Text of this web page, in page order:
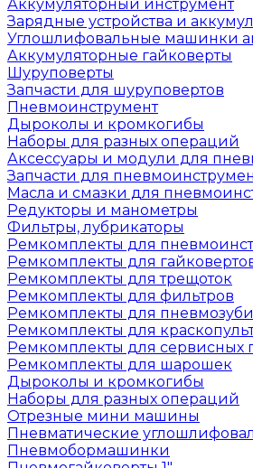
Аккумуляторный инструмент
Зарядные устройства и
Углошлифовальные машинки
Аккумуляторные гайковерты
Шуруповерты
Запчасти для шуруповертов
Пневмоинструмент
Дыроколы и кромкогибы
Наборы для разных операций
Аксессуары и модули для
Запчасти для
Масла и смазки для
Редукторы и манометры
Фильтры, лубрикаторы
Ремкомплекты для
Ремкомплекты для
Ремкомплекты для трещоток
Ремкомплекты для фильтров
Ремкомплекты для
Ремкомплекты для
Ремкомплекты для сервисных
Ремкомплекты для шарошек
Дыроколы и кромкогибы
Наборы для разных операций
Отрезные мини машины
Пневматические
Пневмобормашинки